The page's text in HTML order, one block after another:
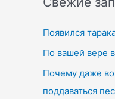
h
f
o
r
Появился
По вашей вере
Почему даже во
поддаваться